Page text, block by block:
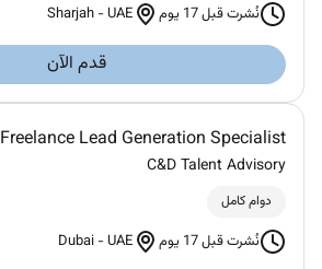
نُشرت قبل 17 يوم Sharjah -UAE
قدم الآن
Freelance Lead Generation Specialist
C&D Talent Advisory
دوام كامل
نُشرت قبل 17 يوم Dubai -UAE